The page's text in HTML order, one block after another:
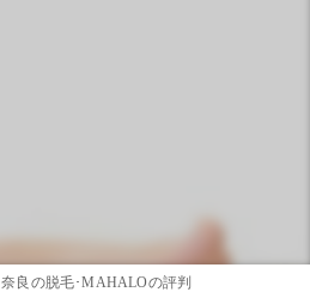
奈良の脱毛･MAHALOの評判